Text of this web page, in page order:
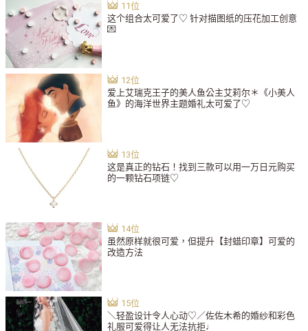
这个组合太可爱了♡ 针对描图纸的压花加工创意
💌
爱上艾瑞克王子的美人鱼公主艾莉尔＊《小美人
鱼》的海洋世界主题婚礼太可爱了♡
这是真正的钻石！找到三款可以用一万日元购买
的一颗钻石项链♡
虽然原样就很可爱，但提升【封蜡印章】可爱的
改造方法
＼轻盈设计令人心动♡／佐佐木希的婚纱和彩色
礼服可爱得让人无法抗拒♩